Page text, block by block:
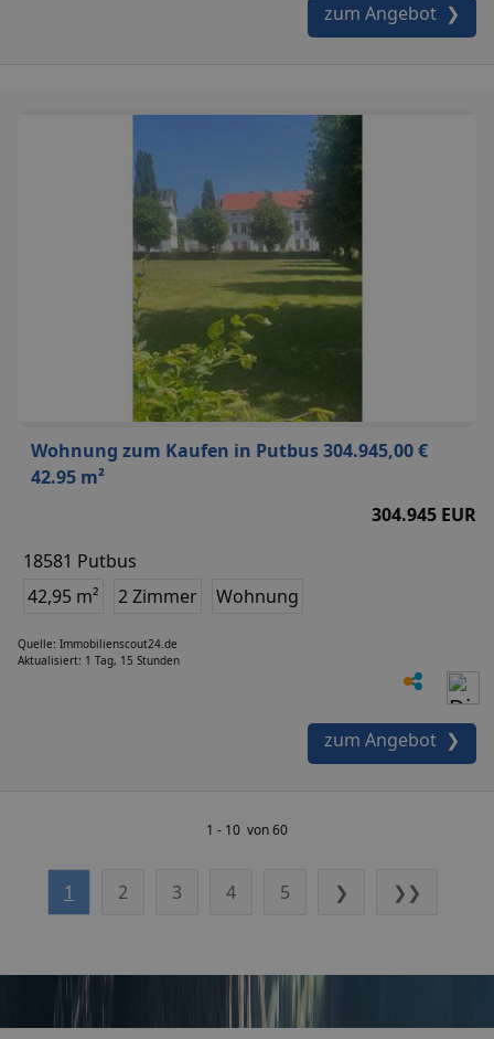
zum Angebot ❯
Wohnung zum Kaufen in Putbus 304.945,00 €
42.95 m²
304.945 EUR
18581 Putbus
42,95 m²
2 Zimmer Wohnung
Quelle: Immobilienscout24.de
Aktualisiert: 1 Tag, 15 Stunden
zum Angebot ❯
1 - 10 von 60
1 2 3 4 5 ❯ ❯❯